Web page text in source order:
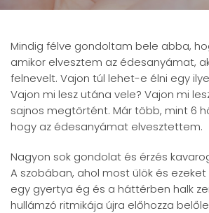
Mindig félve gondoltam bele abba,
amikor elvesztem az édesanyámat,
felnevelt. Vajon túl lehet-e élni egy
Vajon mi lesz utána vele? Vajon mi
sajnos megtörtént. Már több, mint 6
hogy az édesanyámat elvesztettem.
Nagyon sok gondolat és érzés
A szobában, ahol most ülök és
egy gyertya ég és a háttérben halk
hullámzó ritmikája újra előhozza